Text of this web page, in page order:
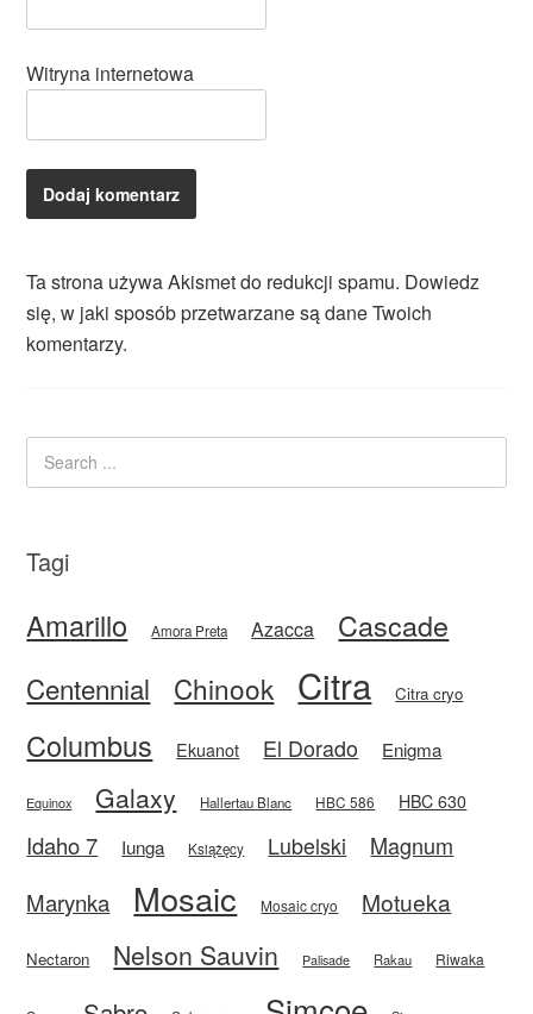
Witryna internetowa
Ta strona używa Akismet do redukcji spamu. Dowiedz
się, w jaki sposób przetwarzane są dane Twoich
komentarzy.
Tagi
Amarillo Amora Preta Azacca Cascade
Centennial Chinook Citra Citra cryo
Columbus Ekuanot El Dorado Enigma
Equinox Galaxy Hallertau Blanc HBC 586 HBC 630
Idaho 7 Iunga Książęcy Lubelski
Magnum
Marynka
Mosaic Mosaic cryo Motueka
Nectaron Nelson Sauvin Palisade Rakau Riwaka